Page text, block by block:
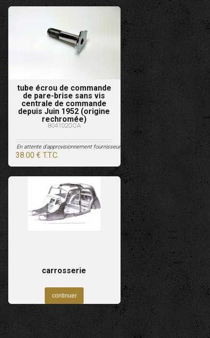
tube écrou de commande
de pare-brise sans vis
centrale de commande
depuis Juin 1952 (origine
rechromée)
804102OCA
38.00 € T.T.C.
En attente d'approvisionnement fournisseur
carrosserie